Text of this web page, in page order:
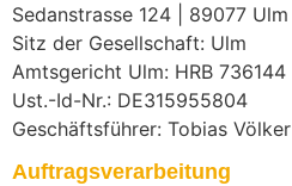
Sedanstrasse 124 | 89077 Ulm
Sitz der Gesellschaft: Ulm
Amtsgericht Ulm: HRB 736144
Ust.-Id-Nr.: DE315955804
Geschäftsführer: Tobias Völker
Auftragsverarbeitung